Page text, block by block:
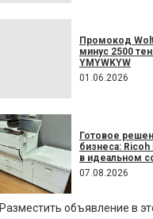
Промокод
минус 2500
YMYWKYW
01.06.2026
Готовое
бизнеса: Ricoh
в идеальном
07.08.2026
Разместить объявление в